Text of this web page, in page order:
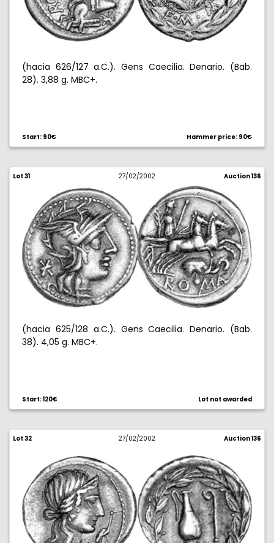
(hacia 626/127 a.C.). Gens Caecilia. Denario. (Bab.
28). 3,88 g. MBC+.
Start: 90€ Hammer price: 90€
Lot 31 27/02/2002 Auction 136
(hacia 625/128 a.C.). Gens Caecilia. Denario. (Bab.
38). 4,05 g. MBC+.
Start: 120€ Lot not awarded
Lot 32 27/02/2002 Auction 136